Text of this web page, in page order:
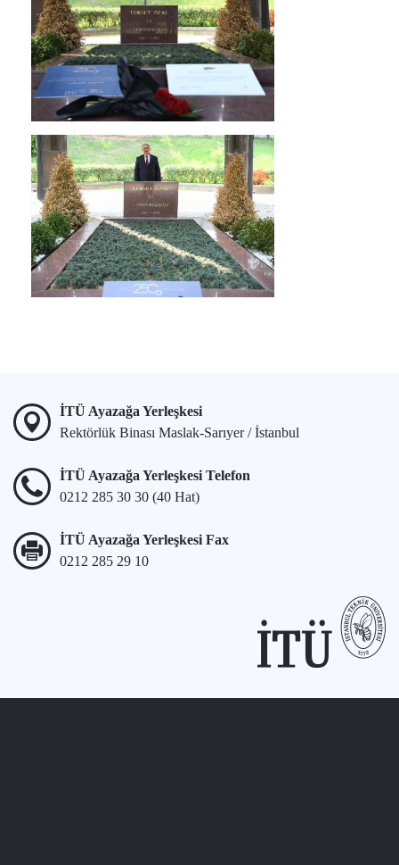
İTÜ Ayazağa Yerleşkesi
Rektörlük Binası Maslak-Sarıyer / İstanbul
İTÜ Ayazağa Yerleşkesi Telefon
0212 285 30 30 (40 Hat)
İTÜ Ayazağa Yerleşkesi Fax
0212 285 29 10